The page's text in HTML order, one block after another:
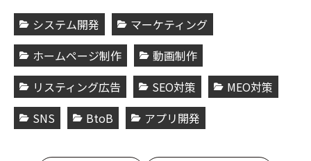
システム開発
マーケティング
ホームページ制作
動画制作
リスティング広告
SEO対策
MEO対策
SNS
BtoB アプリ開発